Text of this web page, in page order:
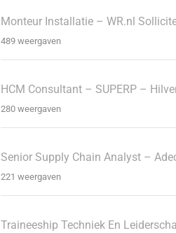
Monteur Installatie – WR.nl
489 weergaven
HCM Consultant – SUPERP –
280 weergaven
Senior Supply Chain Analyst –
221 weergaven
Traineeship Techniek En